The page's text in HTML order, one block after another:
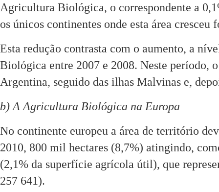
Agricultura Biológica, o correspondente a
os únicos continentes onde esta área
Esta redução contrasta com o aumento, a
Biológica entre 2007 e 2008. Neste período,
Argentina, seguido das ilhas Malvinas e,
b) A Agricultura Biológica na Europa
No continente europeu a área de território
2010, 800 mil hectares (8,7%) atingindo,
(2,1% da superfície agrícola útil), que
257 641).